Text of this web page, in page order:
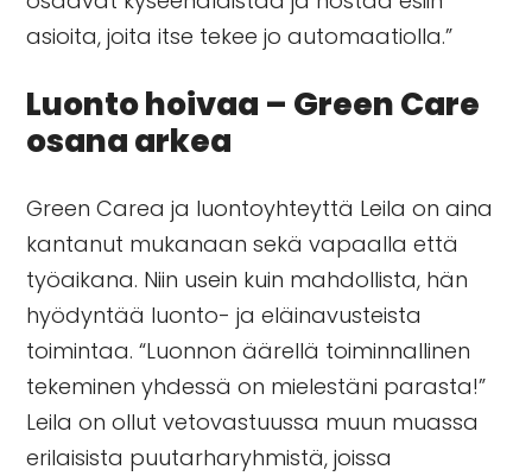
asioita, joita itse tekee jo automaatiolla.”
Luonto hoivaa – Green Care
osana arkea
Green Carea ja luontoyhteyttä Leila on aina
kantanut mukanaan sekä vapaalla että
työaikana. Niin usein kuin mahdollista, hän
hyödyntää luonto- ja eläinavusteista
toimintaa. “Luonnon äärellä toiminnallinen
tekeminen yhdessä on mielestäni parasta!”
Leila on ollut vetovastuussa muun muassa
erilaisista puutarharyhmistä, joissa